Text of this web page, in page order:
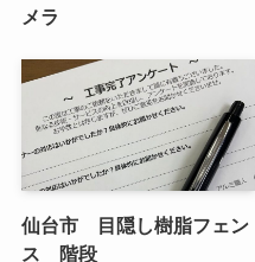
メラ
仙台市 目隠し樹脂フェン
ス 階段